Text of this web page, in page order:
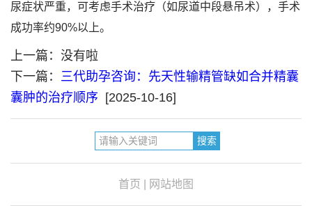
尿症状严重，可考虑手术治疗（如尿道中段悬吊术），手术
成功率约90%以上。
上一篇：没有啦
下一篇： 三代助孕咨询：先天性输精管缺如合并精囊
囊肿的治疗顺序
[2025-10-16]
首页 网站地图